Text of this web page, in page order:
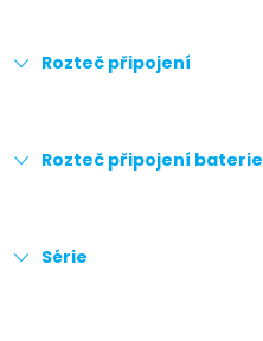
Rozteč připojení
Rozteč připojení baterie
Série